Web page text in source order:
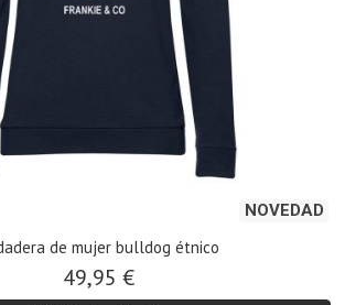
NOVEDAD
de mujer bulldog étnico
49,95 €